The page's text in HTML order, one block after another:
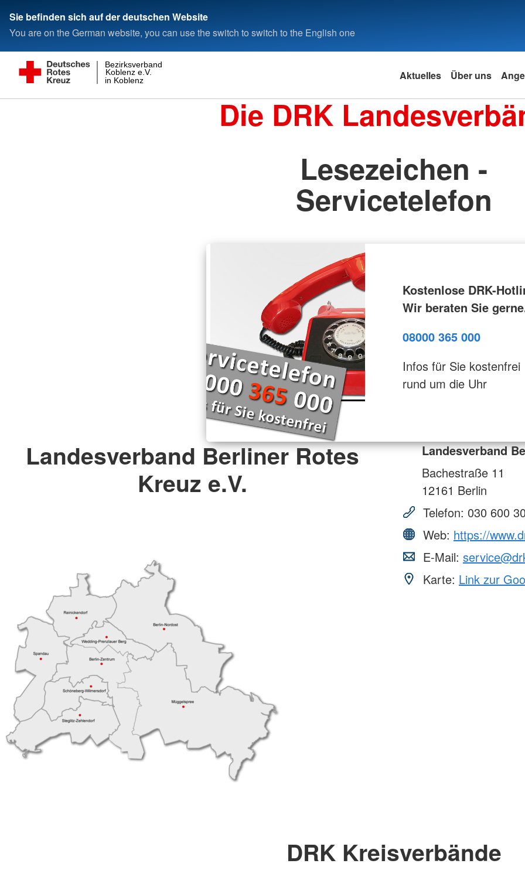
Sie befinden sich auf der deutschen Website
You are on the German website, you can use the switch to switch to the English one
in Koblenz
Koblenz e.V.
Bezirksverband
Aktuelles Über uns
Die DRK
Lesezeichen -
Servicetelefon
Kostenlose DRK-
Wir beraten Sie
08000 365 000
Infos für Sie kostenfrei
rund um die Uhr
Landesverband Berliner Rotes
Kreuz e.V.
Landesverband
Bachestraße 11
12161 Berlin
Telefon: 030 600
Web: https://
E-Mail:
Karte: Link zur
DRK Kreisverbände